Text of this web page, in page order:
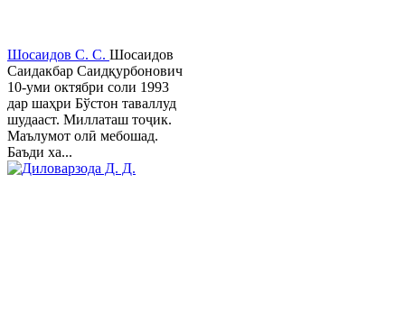
Шосаидов С. С. Шосаидов
Саидакбар Саидқурбонович
10-уми октябри соли 1993
дар шаҳри Бўстон таваллуд
шудааст. Миллаташ тоҷик.
Маълумот олӣ мебошад.
Баъди ха...